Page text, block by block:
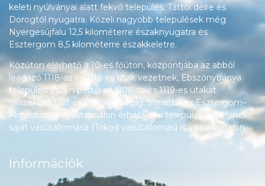
keleti nyúlványai alatt fekvő település, Táttól délre és
Dorogtól nyugatra. Közeli nagyobb települések még
Nyergesújfalu 12,5 kilométerre északnyugatra és
Esztergom 8,5 kilométerre északkeletre.
Közúton elérhető a 10-es főúton, központjába az abból
leágazó 1118-as és 1119-es utak vezetnek, Ebszőnybánya
településrészén pedig az 1106-os és 1119-es utakat
összekötő 1121-es út halad végig. Vonattal az Esztergom–
Almásfüzitő-vasútvonalon érhető el a település, amelynek
saját vasútállomása (Tokod vasútállomás) is van a vonalon.
Információk